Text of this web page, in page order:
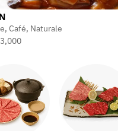
, Café, Naturale